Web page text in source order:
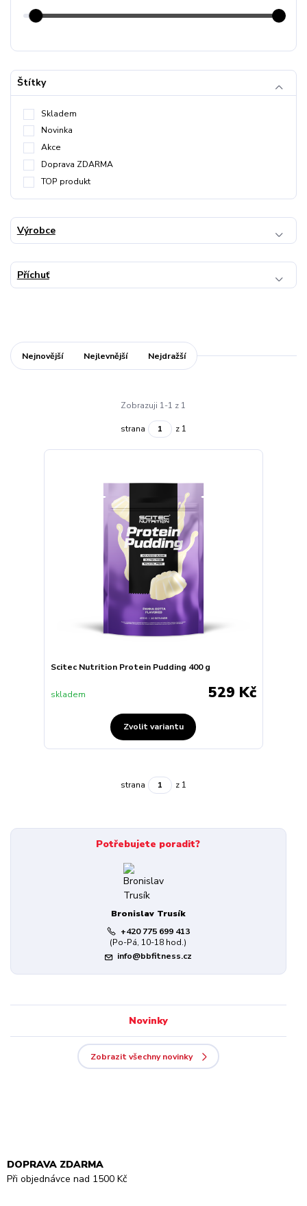
Štítky
Skladem
Novinka
Akce
Doprava ZDARMA
TOP produkt
Výrobce
Příchuť
Nejnovější Nejlevnější Nejdražší
Zobrazuji 1-1 z 1
strana z 1
Scitec Nutrition Protein Pudding 400 g
529 Kč
skladem
Zvolit variantu
strana z 1
Potřebujete poradit?
Bronislav Trusík
+420 775 699 413
(Po-Pá, 10-18 hod.)
info@bbfitness.cz
Novinky
Zobrazit všechny novinky
DOPRAVA ZDARMA
Při objednávce nad 1500 Kč